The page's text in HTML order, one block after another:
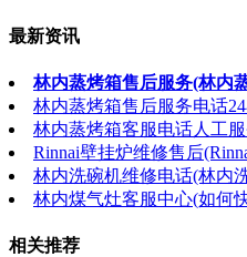
最新资讯
林内蒸烤箱售后服务(林内
林内蒸烤箱售后服务电话
林内蒸烤箱客服电话人工
Rinnai壁挂炉维修售后
林内洗碗机维修电话(林内
林内煤气灶客服中心(如何
相关推荐